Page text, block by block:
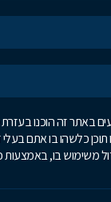
באתר זה הוכנו בעזרת
כלשהו בו אתם בעלי
משימוש בו, באמצעות